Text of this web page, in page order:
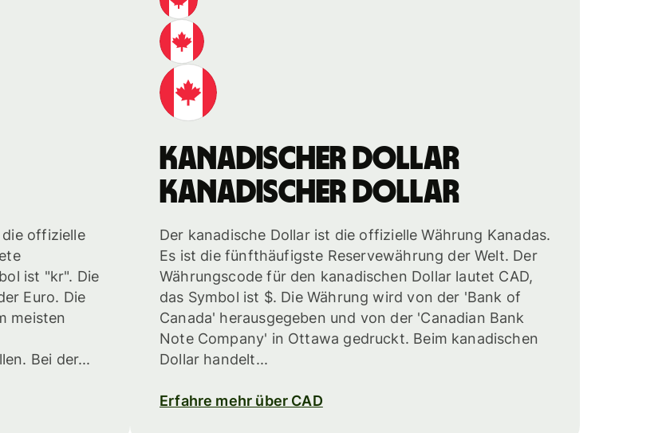
offizielle
ist "kr". Die
Euro. Die
meisten
Bei der...
kanadischer Dollar
kanadischer Dollar
Der kanadische Dollar ist die offizielle Währung Kanadas.
Es ist die fünfthäufigste Reservewährung der Welt. Der
Währungscode für den kanadischen Dollar lautet CAD,
das Symbol ist $. Die Währung wird von der 'Bank of
Canada' herausgegeben und von der 'Canadian Bank
Note Company' in Ottawa gedruckt. Beim kanadischen
Dollar handelt...
Erfahre mehr über CAD